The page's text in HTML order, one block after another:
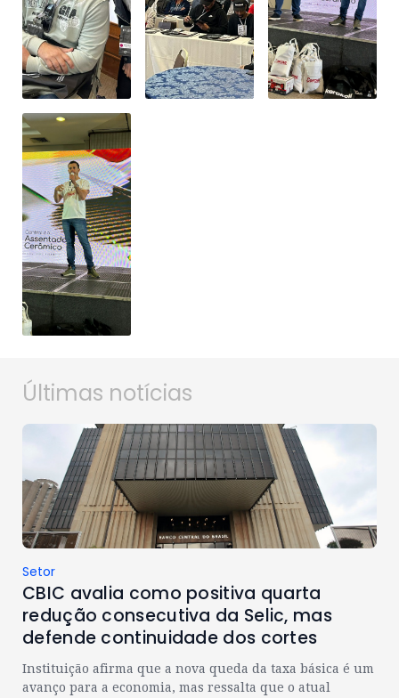
Últimas notícias
Setor
CBIC avalia como positiva quarta
redução consecutiva da Selic, mas
defende continuidade dos cortes
Instituição afirma que a nova queda da taxa básica é um
avanço para a economia, mas ressalta que o atual